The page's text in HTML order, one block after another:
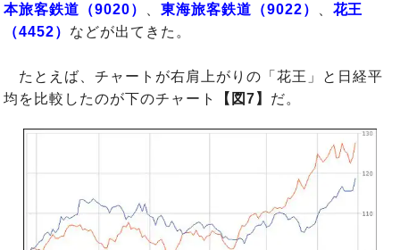
本旅客鉄道（9020）
東海旅客鉄道（9022）
花王
（4452） などが出てきた。
たとえば、チャートが右肩上がりの「花王」と日経平
均を比較したのが下のチャート
【図7】 だ。